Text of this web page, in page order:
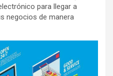
para llegar a
negocios de manera